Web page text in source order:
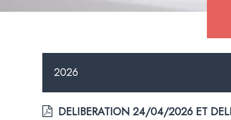
2026
DELIBERATION 24/04/2026 ET